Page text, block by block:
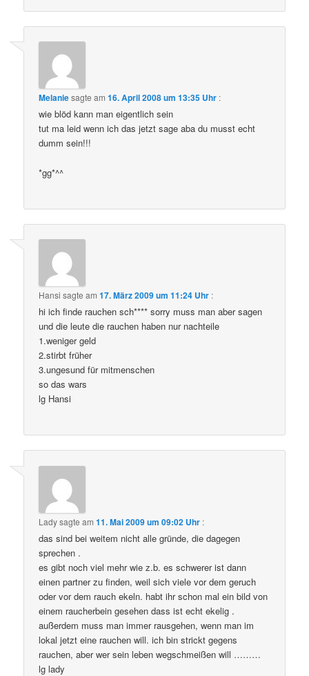
Melaniesagte am16. April 2008 um 13:35 Uhr :
wie blöd kann man eigentlich sein
tut ma leid wenn ich das jetzt sage aba du musst echt
dumm sein!!!
*gg*^^
Hansi sagte am17. März 2009 um 11:24 Uhr :
hi ich finde rauchen sch**** sorry muss man aber sagen
und die leute die rauchen haben nur nachteile
1.weniger geld
2.stirbt früher
3.ungesund für mitmenschen
so das wars
lg Hansi
Ladysagte am11. Mai 2009 um 09:02 Uhr :
das sind bei weitem nicht alle gründe, die dagegen
sprechen .
es gibt noch viel mehr wie z.b. es schwerer ist dann
einen partner zu finden, weil sich viele vor dem geruch
oder vor dem rauch ekeln. habt ihr schon mal ein bild von
einem raucherbein gesehen dass ist echt ekelig .
außerdem muss man immer rausgehen, wenn man im
lokal jetzt eine rauchen will. ich bin strickt gegens
rauchen, aber wer sein leben wegschmeißen will ………
lg lady